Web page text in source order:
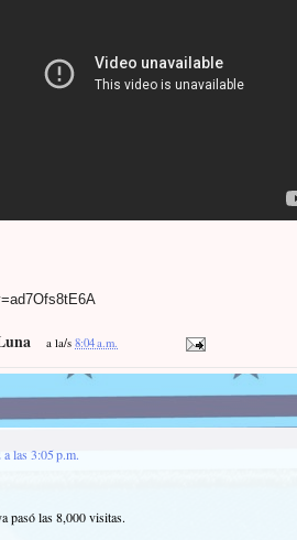
a la/s 8:04 a.m.
las 3:05 p.m.
pasó las 8,000 visitas.